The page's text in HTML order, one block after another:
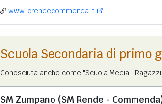
www.icrendecommenda.it
Scuola Secondaria di primo
Conosciuta anche come "Scuola Media".
SM Zumpano (SM Rende -